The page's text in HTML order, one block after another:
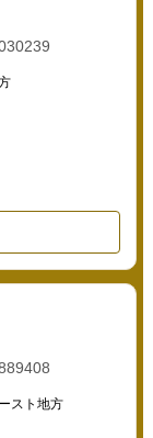
スト地方